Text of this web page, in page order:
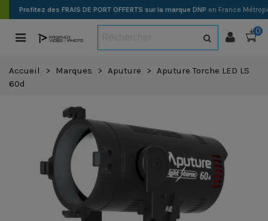
Profitez des FRAIS DE PORT OFFERTS sur la marque DNP en France
0
Accueil > Marques > Aputure > Aputure Torche LED LS
60d